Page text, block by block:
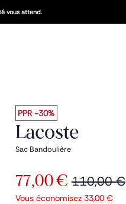
vous attend.
PPR -30%
Lacoste
Sac Bandoulière
77,00 € 110,00 €
Vous économisez 33,00 €